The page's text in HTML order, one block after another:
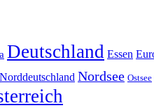
Deutschland Essen
Norddeutschland Nordsee Ostsee